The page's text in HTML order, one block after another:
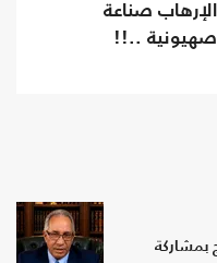
الإرهاب صناعة
صهيونية ..!!
بمشاركة